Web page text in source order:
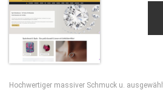
Hochwertiger massiver Schmuck u.